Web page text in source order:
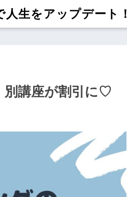
人生をアップデート！
別講座が割引に♡